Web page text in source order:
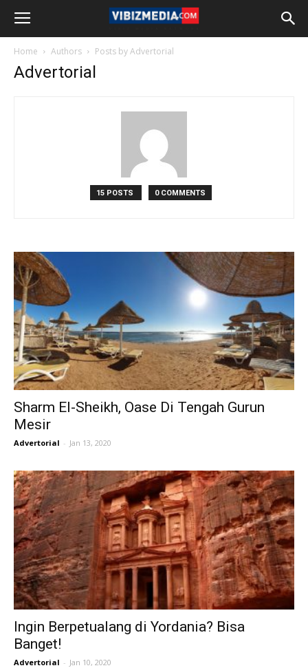
Home Authors Posts by Advertorial
Advertorial
15 POSTS 0 COMMENTS
Sharm El-Sheikh, Oase Di Tengah Gurun
Mesir
Advertorial - Jan 13, 2020
Ingin Berpetualang di Yordania? Bisa
Banget!
Advertorial - Jan 10, 2020